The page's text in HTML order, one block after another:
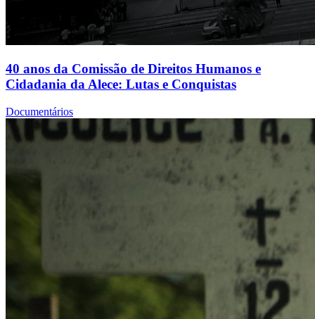
40 anos da Comissão de Direitos Humanos e
Cidadania da Alece: Lutas e Conquistas
Documentários